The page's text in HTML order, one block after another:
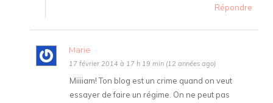
Répondre
Marie
17 février 2014 à 17 h 19 min (12 années ago)
Miiiiam! Ton blog est un crime quand on veut
essayer de faire un régime. On ne peut pas